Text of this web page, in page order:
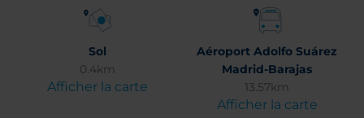
Sol
0.4km
Afficher la carte
Aéroport Adolfo Suárez
Madrid-Barajas
13.57km
Afficher la carte